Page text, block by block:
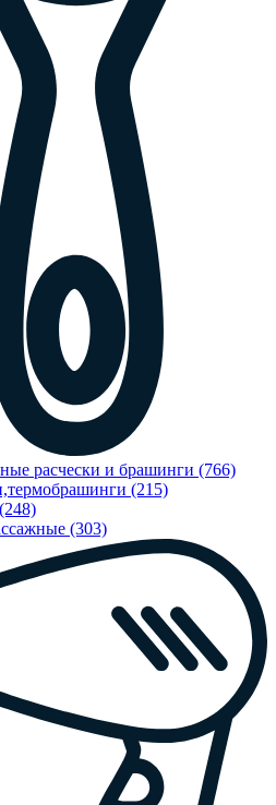
расчески и брашинги (766)
(215)
(303)